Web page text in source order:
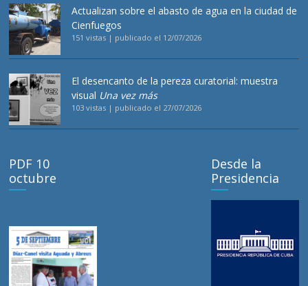
Actualizan sobre el abasto de agua en la ciudad de
Cienfuegos
151 vistas | publicado el 12/07/2026
El desencanto de la pereza curatorial: muestra
visual Una vez más
103 vistas | publicado el 27/07/2026
PDF 10
octubre
Desde la
Presidencia